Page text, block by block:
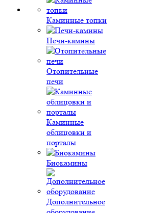
Каминные топки
Печи-камины
Отопительные
печи
Каминные
облицовки и
порталы
Биокамины
Дополнительное